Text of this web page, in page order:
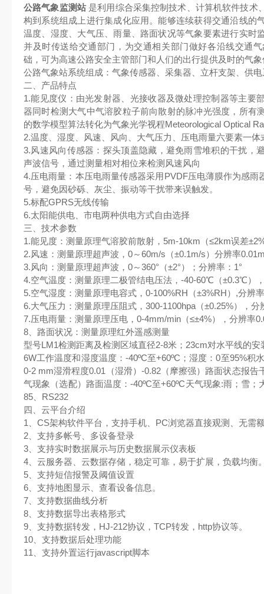
公路气象监测站 是利用综合采集控制技术、计算机软件技术
构到系统组成上进行集成化应用。能够连续获得交通沿线的
温度、湿度、大气压、雨量、路面状况等气象要素进行实时
并及时传送给交通部门，为交通相关部门做好各沿线交通
础，可为高速公路安全主管部门和人们的出行提供及时的气
公路气象站系统组成：气象传感器、采集器、立杆支架、供
二、产品特点
1.能见度仪：由光发射器、光接收器及微处理控制器等主要
器同时检测大气中气溶胶粒子前向散射的脉冲光强度，所有
的数学模型算法转化为气象光学视程Meteorological Optical
2.温度、湿度、风速、风向、大气压力、压电雨量六要素一体
3.风速风向传感器：探头顶盖隐藏，避免雨雪堆积的干扰，
声波信号，通过测量相对相位来检测风速风向
4.压电雨量：本压电雨量传感器采用PVDF压电薄膜作为感
号，避免因砂砾、灰尘、振动等干扰带来误触发。
5.标配GPRS无线传输
6.太阳能供电、市电两种供电方式自由选择
三、技术参数
1.能见度：测量原理气溶胶前散射，5m-10km（≤2km误差
2.风速：测量原理超声波，0～60m/s（±0.1m/s）分辨率
3.风向：测量原理超声波，0～360°（±2°）；分辨率：1°
4.空气温度：测量原理二极管结电压法，-40-60℃（±0.3℃）
5.空气湿度：测量原理电容式，0-100%RH（±3%RH）,分辨
6.大气压力：测量原理压阻式，300-1100hpa（±0.25%），分
7.压电雨量：测量原理压电，0-4mm/min（≤±4%），分辨率
8、路面状况：测量原理红外遥感测量
型号LM1检测距离及检测区域直径2-8米；23cm对水平线的
6W工作温度和湿度温度：-40ºC至+60ºC；湿度：0至95%积
0-2 mm湿滑程度0.01（湿滑）-0.82（摩擦强）路面状态报
气现象（选配）路面温度：-40ºC至+60ºC天气现象:雨；雪
85、RS232
四、云平台介绍
1、CS架构软件平台，支持手机、PC浏览器直接观测、无需
2、支持多帐号、多设备登录
3、支持实时数据展示与历史数据展示仪表板
4、云服务器、云数据存储，稳定可靠，易于扩展，负载均衡
5、支持短信报警及阈值设置
6、支持地图显示、查看设备信息。
7、支持数据曲线分析
8、支持数据导出表格形式
9、支持数据转发，HJ-212协议，TCP转发，http协议等。
10、支持数据后处理功能
11、支持外置运行javascript脚本